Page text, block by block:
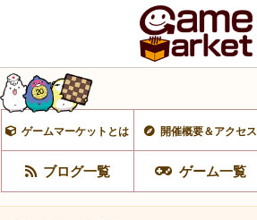
ゲームマーケットとは 開催概要＆アクセス
ブログ一覧 ゲーム一覧